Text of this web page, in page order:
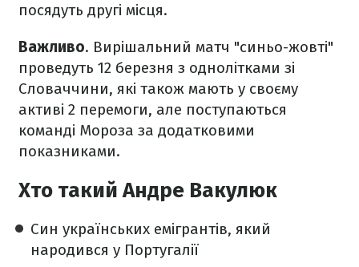
посядуть другі місця.
Важливо. Вирішальний матч "синьо-жовті"
проведуть 12 березня з однолітками зі
Словаччини, які також мають у своєму
активі 2 перемоги, але поступаються
команді Мороза за додатковими
показниками.
Хто такий Андре Вакулюк
Син українських емігрантів, який
народився у Португалії